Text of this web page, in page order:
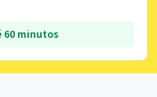
60 minutos